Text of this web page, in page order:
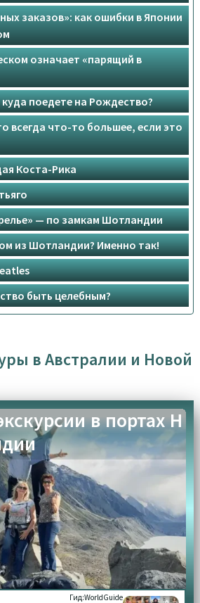
заказов»: как ошибки в Японии
означает «парящий в
поедете на Рождество?
всегда что-то большее, если это
Коста-Рика
— по замкам Шотландии
из Шотландии? Именно так!
быть целебным?
в Австралии и Новой
в портах Н
Гид:WorldGuide